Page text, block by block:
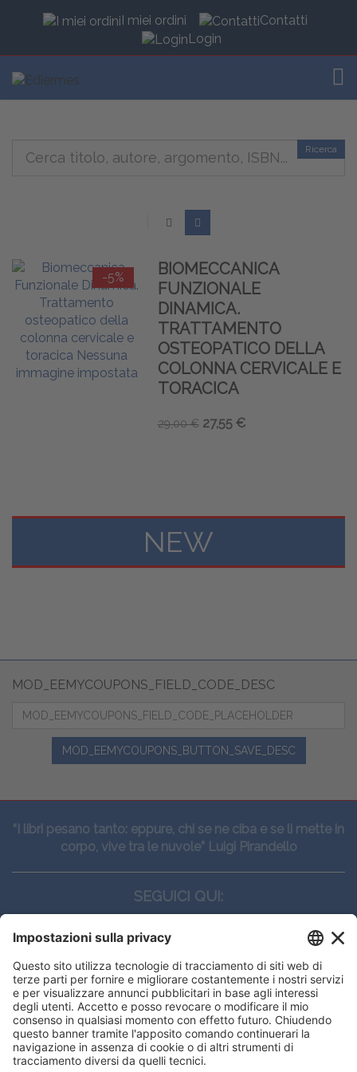
I miei ordini
Contatti
Login
Ricerca
-5%
BIOMECCANICA
FUNZIONALE
DINAMICA.
TRATTAMENTO
OSTEOPATICO DELLA
COLONNA CERVICALE E
TORACICA
29,00 € 27,55 €
NEW
MOD_EEMYCOUPONS_FIELD_CODE_DESC
MOD_EEMYCOUPONS_BUTTON_SAVE_DESC
“I libri pesano tanto: eppure, chi se ne ciba e se li mette in
corpo, vive tra le nuvole” Luigi Pirandello
SEGUICI QUI:
CONTATTI
Edi.Ermes srl
Viale E. Forlanini, 21 - 20134, Milano
(+39)027021121
E-mail:eeinfo@eenet.it